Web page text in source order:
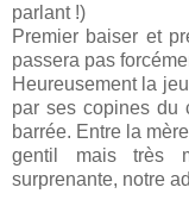
parlant !)
Premier baiser et
passera pas
Heureusement la
par ses copines du
barrée. Entre la
gentil mais très
surprenante, notre